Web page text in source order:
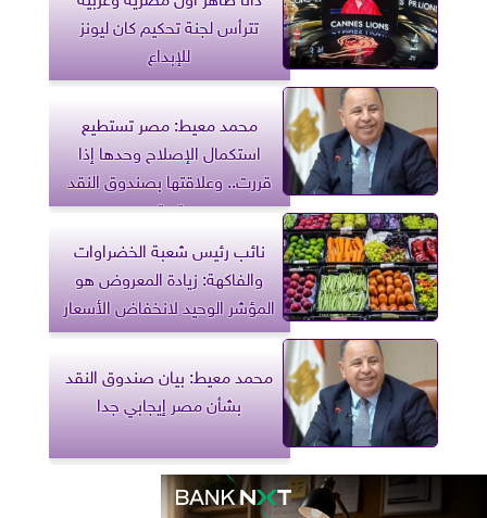
تترأس لجنة تحكيم كان ليونز
للإبداع
محمد معيط: مصر تستطيع
استكمال الإصلاح وحدها إذا
قررت.. وعلاقتها بصندوق النقد
ستستمر
نائب رئيس شعبة الخضراوات
والفاكهة: زيادة المعروض هو
المؤشر الوحيد لانخفاض الأسعار
محمد معيط: بيان صندوق النقد
بشأن مصر إيجابي جدا